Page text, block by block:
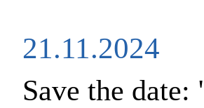
21.11.2024
Save the